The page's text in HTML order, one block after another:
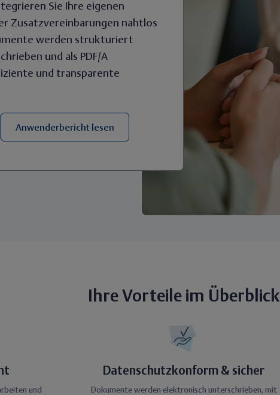
Sie Ihre eigenen
Zusatzvereinbarungen nahtlos
werden strukturiert
und als PDF/A
und transparente
Anwenderbericht lesen
Ihre Vorteile im Überblick
und
Datenschutzkonform & sicher
Dokumente werden elektronisch unterschrieben, mit